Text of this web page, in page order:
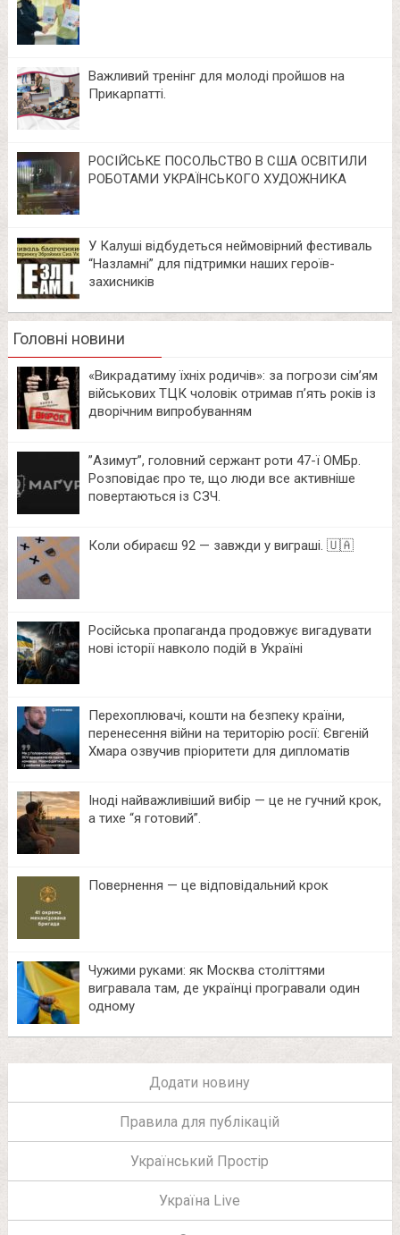
Важливий тренінг для молоді пройшов на
Прикарпатті.
РОСІЙСЬКЕ ПОСОЛЬСТВО В США ОСВІТИЛИ
РОБОТАМИ УКРАЇНСЬКОГО ХУДОЖНИКА
У Калуші відбудеться неймовірний фестиваль
“Назламні” для підтримки наших героїв-
захисників
Головні новини
«Викрадатиму їхніх родичів»: за погрози сім’ям
військових ТЦК чоловік отримав п’ять років із
дворічним випробуванням
⁨”Азимут”, головний сержант роти 47-ї ОМБр.
Розповідає про те, що люди все активніше
повертаються із СЗЧ.
Коли обираєш 92 — завжди у виграші. 🇺🇦
Російська пропаганда продовжує вигадувати
нові історії навколо подій в Україні
Перехоплювачі, кошти на безпеку країни,
перенесення війни на територію росії: Євгеній
Хмара озвучив пріоритети для дипломатів
Іноді найважливіший вибір — це не гучний крок,
а тихе “я готовий”.
Повернення — це відповідальний крок
Чужими руками: як Москва століттями
вигравала там, де українці програвали один
одному
Додати новину
Правила для публікацій
Український Простір
Україна Live